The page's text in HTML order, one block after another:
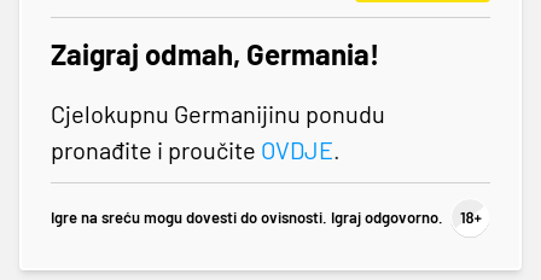
Zaigraj odmah, Germania!
Cjelokupnu Germanijinu ponudu
pronađite i proučite OVDJE.
Igre na sreću mogu dovesti do ovisnosti. Igraj odgovorno.